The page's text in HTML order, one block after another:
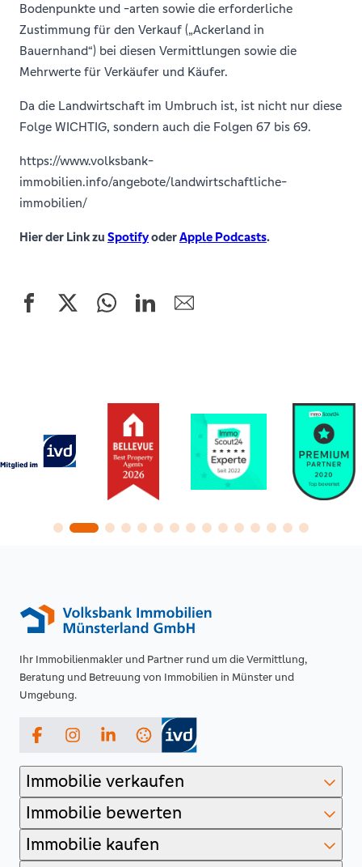
Bodenpunkte und -arten sowie die erforderliche
Zustimmung für den Verkauf („Ackerland in
Bauernhand“) bei diesen Vermittlungen sowie die
Mehrwerte für Verkäufer und Käufer.
Da die Landwirtschaft im Umbruch ist, ist nicht nur diese
Folge WICHTIG, sondern auch die Folgen 67 bis 69.
https://www.volksbank-
immobilien.info/angebote/landwirtschaftliche-
immobilien/
Hier der Link zu SpotifyoderApple Podcasts.
Ihr Immobilienmakler und Partner rund um die Vermittlung,
Beratung und Betreuung von Immobilien in Münster und
Umgebung.
FacebookInstagramLinkedIn
Immobilie verkaufen
Immobilie bewerten
Immobilie kaufen